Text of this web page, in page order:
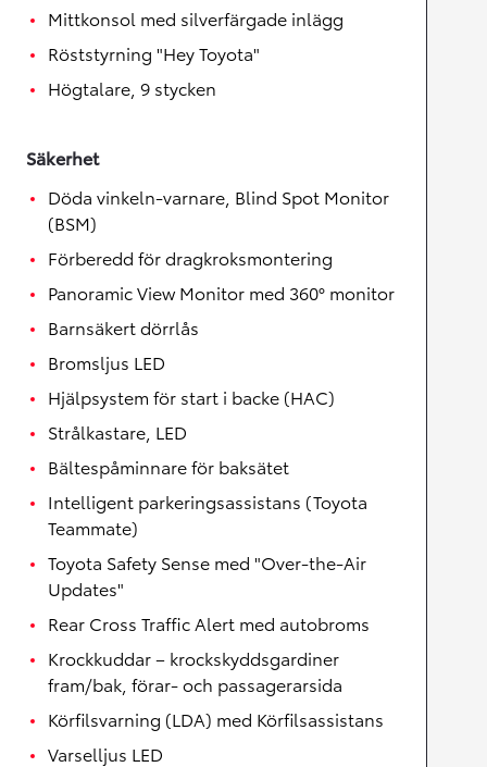
Mittkonsol med silverfärgade inlägg
Röststyrning "Hey Toyota"
Högtalare, 9 stycken
Säkerhet
Döda vinkeln-varnare, Blind Spot Monitor
(BSM)
Förberedd för dragkroksmontering
Panoramic View Monitor med 360° monitor
Barnsäkert dörrlås
Bromsljus LED
Hjälpsystem för start i backe (HAC)
Strålkastare, LED
Bältespåminnare för baksätet
Intelligent parkeringsassistans (Toyota
Teammate)
Toyota Safety Sense med "Over-the-Air
Updates"
Rear Cross Traffic Alert med autobroms
Krockkuddar – krockskyddsgardiner
fram/bak, förar- och passagerarsida
Körfilsvarning (LDA) med Körfilsassistans
Varselljus LED